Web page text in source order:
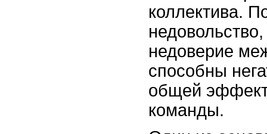
коллектива.
недоверие
способны
общей
команды.